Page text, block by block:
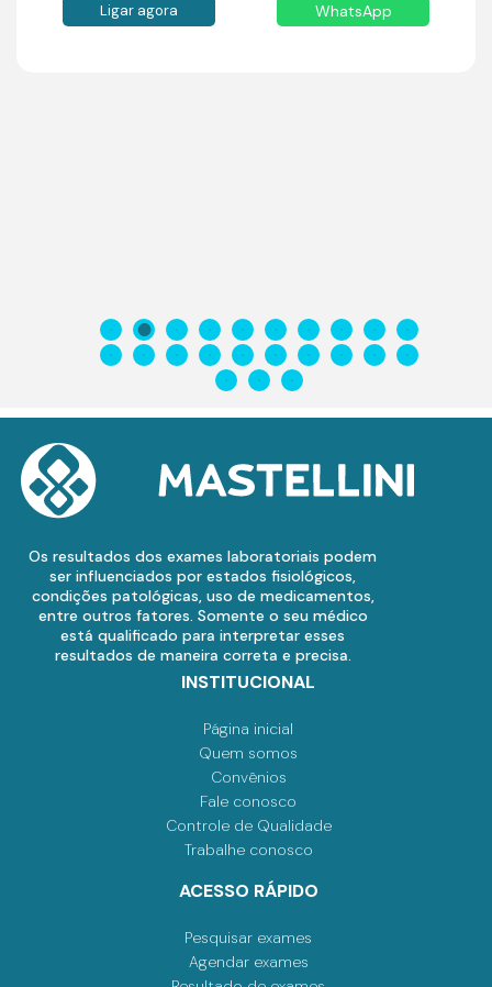
Ligar agora WhatsApp
Os resultados dos exames laboratoriais podem
ser influenciados por estados fisiológicos,
condições patológicas, uso de medicamentos,
entre outros fatores. Somente o seu médico
está qualificado para interpretar esses
resultados de maneira correta e precisa.
INSTITUCIONAL
Página inicial
Quem somos
Convênios
Fale conosco
Controle de Qualidade
Trabalhe conosco
ACESSO RÁPIDO
Pesquisar exames
Agendar exames